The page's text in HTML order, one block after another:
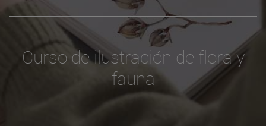
Curso de ilustración de flora y
fauna